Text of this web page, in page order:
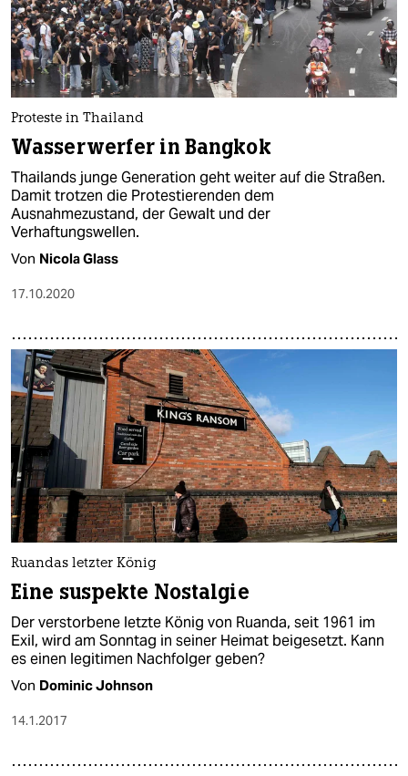
Proteste in Thailand
Wasserwerfer in Bangkok
Thailands junge Generation geht weiter auf die Straßen.
Damit trotzen die Protestierenden dem
Ausnahmezustand, der Gewalt und der
Verhaftungswellen.
Von Nicola Glass
17.10.2020
Ruandas letzter König
Eine suspekte Nostalgie
Der verstorbene letzte König von Ruanda, seit 1961 im
Exil, wird am Sonntag in seiner Heimat beigesetzt. Kann
es einen legitimen Nachfolger geben?
Von Dominic Johnson
14.1.2017